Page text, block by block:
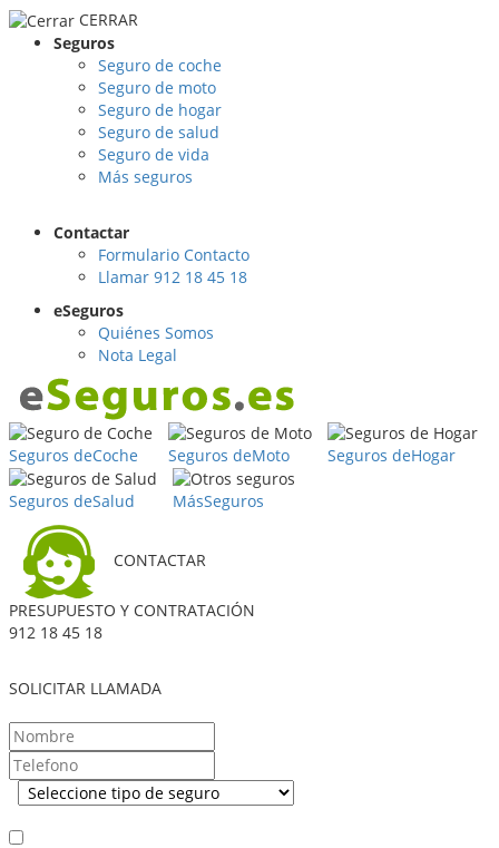
CERRAR
Seguros
Seguro de coche
Seguro de moto
Seguro de hogar
Seguro de salud
Seguro de vida
Más seguros
Contactar
Formulario Contacto
Llamar 912 18 45 18
eSeguros
Quiénes Somos
Nota Legal
Seguros deCoche Seguros deMoto Seguros deHogar
Seguros deSalud MásSeguros
CONTACTAR
PRESUPUESTO Y CONTRATACIÓN
912 18 45 18
SOLICITAR LLAMADA